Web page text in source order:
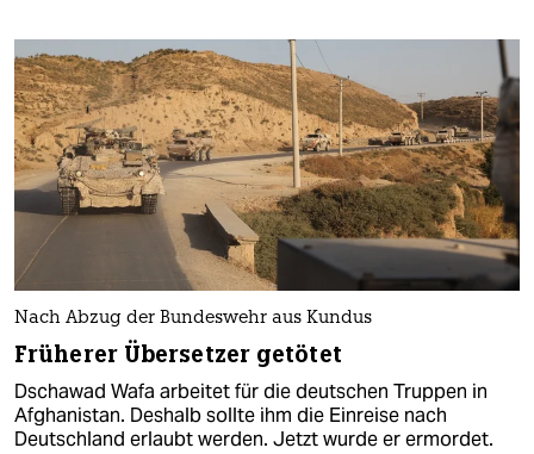
Nach Abzug der Bundeswehr aus Kundus
Früherer Übersetzer getötet
Dschawad Wafa arbeitet für die deutschen Truppen in
Afghanistan. Deshalb sollte ihm die Einreise nach
Deutschland erlaubt werden. Jetzt wurde er ermordet.